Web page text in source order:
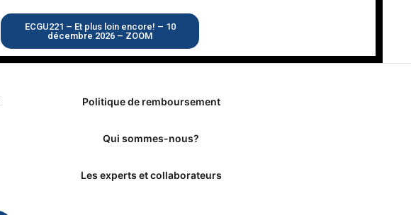
ECGU221 – Et plus loin encore! – 10
décembre 2026 – ZOOM
Politique de remboursement
Qui sommes-nous?
Les experts et collaborateurs